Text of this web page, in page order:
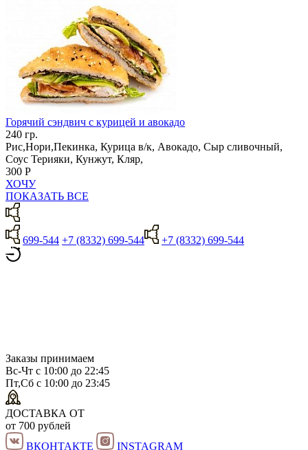
Горячий сэндвич с курицей и авокадо
240 гр.
Рис,Нори,Пекинка, Курица в/к, Авокадо, Сыр сливочный,
Соус Терияки, Кунжут, Кляр,
300 Р
ХОЧУ
ПОКАЗАТЬ ВСЕ
699-544 +7 (8332) 699-544 +7 (8332) 699-544
Заказы принимаем
Вс-Чт с 10:00 до 22:45
Пт,Сб с 10:00 до 23:45
ДОСТАВКА ОТ
от 700 рублей
ВКОНТАКТЕ
INSTAGRAM